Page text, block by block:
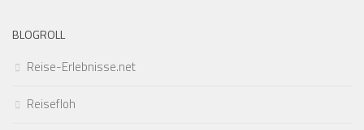
BLOGROLL
Reise-Erlebnisse.net
Reisefloh